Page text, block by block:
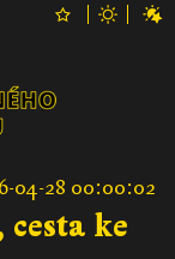
04-28 00:00:02
ke